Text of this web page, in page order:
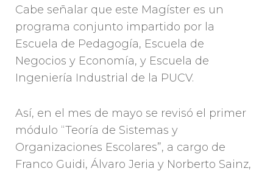
Cabe señalar que este Magíster es un
programa conjunto impartido por la
Escuela de Pedagogía, Escuela de
Negocios y Economía, y Escuela de
Ingeniería Industrial de la PUCV.
Así, en el mes de mayo se revisó el primer
módulo “Teoría de Sistemas y
Organizaciones Escolares”, a cargo de
Franco Guidi, Álvaro Jeria y Norberto Sainz,